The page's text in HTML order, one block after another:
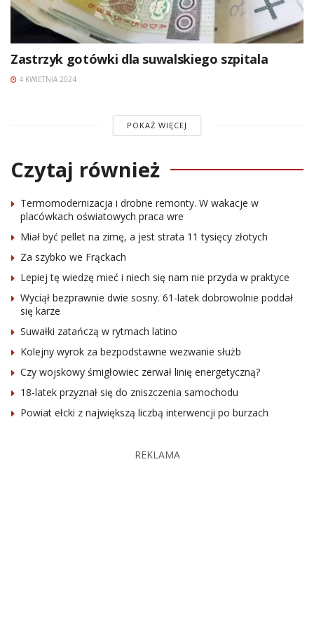
Zastrzyk gotówki dla suwalskiego szpitala
4 KWIETNIA 2024
POKAŻ WIĘCEJ
Czytaj również
Termomodernizacja i drobne remonty. W wakacje w
placówkach oświatowych praca wre
Miał być pellet na zimę, a jest strata 11 tysięcy złotych
Za szybko we Frąckach
Lepiej tę wiedzę mieć i niech się nam nie przyda w praktyce
Wyciął bezprawnie dwie sosny. 61-latek dobrowolnie poddał
się karze
Suwałki zatańczą w rytmach latino
Kolejny wyrok za bezpodstawne wezwanie służb
Czy wojskowy śmigłowiec zerwał linię energetyczną?
18-latek przyznał się do zniszczenia samochodu
Powiat ełcki z największą liczbą interwencji po burzach
REKLAMA